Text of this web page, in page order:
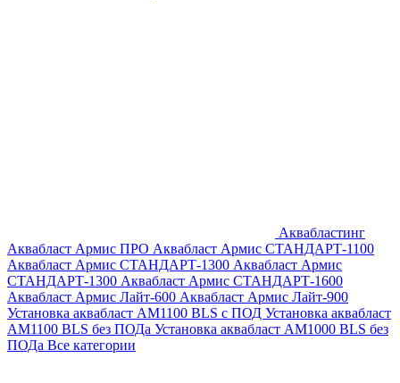
Аквабластинг
Аквабласт Армис ПРО Аквабласт Армис СТАНДАРТ-1100
Аквабласт Армис СТАНДАРТ-1300 Аквабласт Армис
СТАНДАРТ-1300 Аквабласт Армис СТАНДАРТ-1600
Аквабласт Армис Лайт-600 Аквабласт Армис Лайт-900
Установка аквабласт AM1100 BLS с ПОД Установка аквабласт
AM1100 BLS без ПОДа Установка аквабласт AM1000 BLS без
ПОДа Все категории